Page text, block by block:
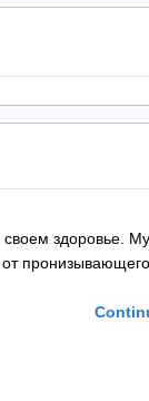
здоровье.